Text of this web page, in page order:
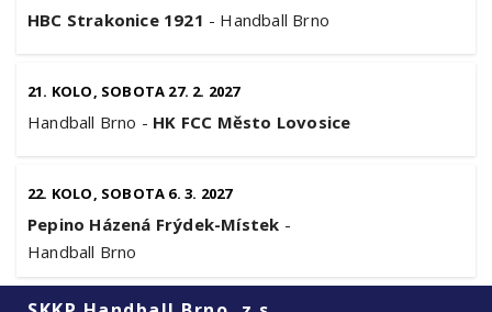
HBC Strakonice 1921 - Handball Brno
21. KOLO, SOBOTA 27. 2. 2027
Handball Brno - HK FCC Město Lovosice
22. KOLO, SOBOTA 6. 3. 2027
Pepino Házená Frýdek-Místek -
Handball Brno